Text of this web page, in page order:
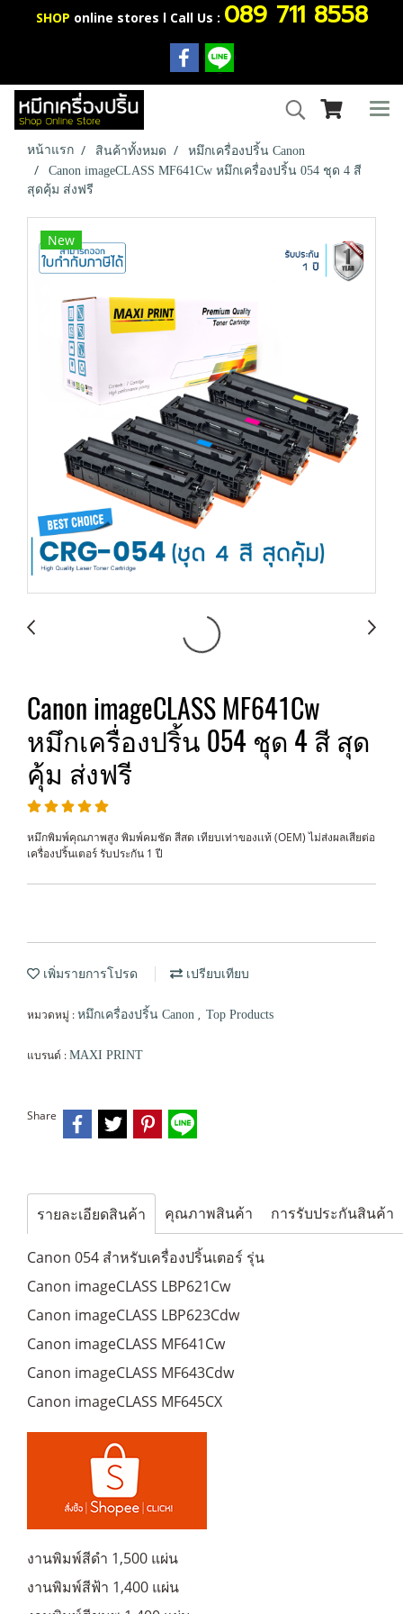
SHOP online stores l Call Us : 089 711 8558
หน้าแรก สินค้าทั้งหมด
หมึกเครื่องปริ้น Canon
Canon imageCLASS MF641Cw หมึกเครื่องปริ้น 054 ชุด 4 สี
สุดคุ้ม ส่งฟรี
New
Canon imageCLASS MF641Cw
หมึกเครื่องปริ้น 054 ชุด 4 สี สุด
คุ้ม ส่งฟรี
หมึกพิมพ์คุณภาพสูง พิมพ์คมชัด สีสด เทียบเท่าของเเท้ (OEM) ไม่ส่งผลเสียต่อ
เครื่องปริ้นเตอร์ รับประกัน 1 ปี
เพิ่มรายการโปรด เปรียบเทียบ
หมวดหมู่ : หมึกเครื่องปริ้น Canon , Top Products
แบรนด์ : MAXI PRINT
Share
รายละเอียดสินค้า คุณภาพสินค้า การรับประกันสินค้า
Canon 054 สำหรับเครื่องปริ้นเตอร์ รุ่น
Canon imageCLASS LBP621Cw
Canon imageCLASS LBP623Cdw
Canon imageCLASS MF641Cw
Canon imageCLASS MF643Cdw
Canon imageCLASS MF645CX
งานพิมพ์สีดำ 1,500 แผ่น
งานพิมพ์สีฟ้า 1,400 แผ่น